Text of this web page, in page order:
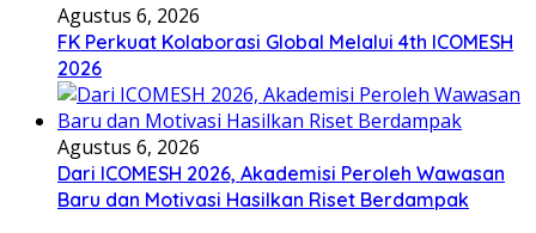
Agustus 6, 2026
FK Perkuat Kolaborasi Global Melalui 4th ICOMESH
2026
Agustus 6, 2026
Dari ICOMESH 2026, Akademisi Peroleh Wawasan
Baru dan Motivasi Hasilkan Riset Berdampak